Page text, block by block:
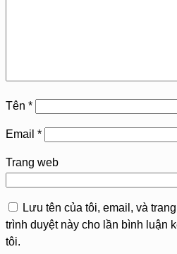
Tên *
Email *
Trang web
Lưu tên của tôi, email, và
trình duyệt này cho lần bình luận
tôi.